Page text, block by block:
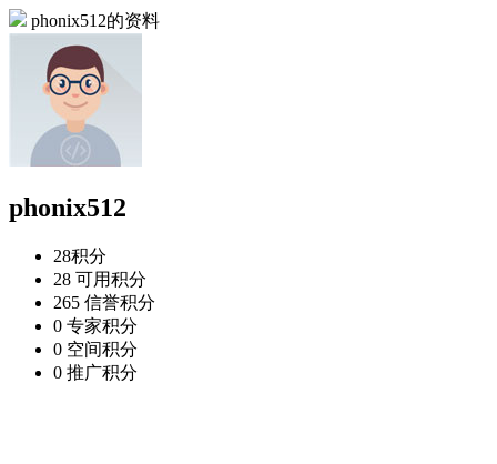
phonix512的资料
phonix512
28积分
28 可用积分
265 信誉积分
0 专家积分
0 空间积分
0 推广积分